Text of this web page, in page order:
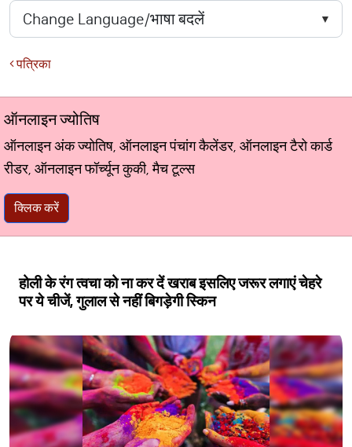
पत्रिका
ऑनलाइन ज्योतिष
ऑनलाइन अंक ज्योतिष, ऑनलाइन पंचांग कैलेंडर, ऑनलाइन टैरो कार्ड
रीडर, ऑनलाइन फॉर्च्यून कुकी, मैच टूल्स
क्लिक करें
होली के रंग त्वचा को ना कर दें खराब इसलिए जरूर लगाएं चेहरे
पर ये चीजें, गुलाल से नहीं बिगड़ेगी स्किन